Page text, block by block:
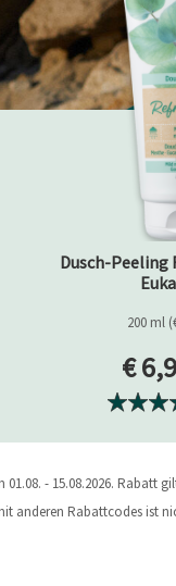
Dusch-Peeling
200 ml
€
01.08. - 15.08.2026. Rabatt
anderen Rabattcodes ist